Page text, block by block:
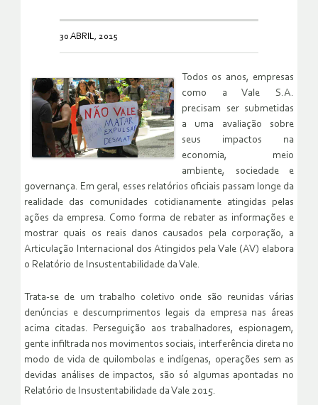
30 ABRIL, 2015
Todos os anos, empresas
como a Vale S.A.
precisam ser submetidas
a uma avaliação sobre
seus impactos na
economia, meio
ambiente, sociedade e
governança. Em geral, esses relatórios oficiais passam longe da
realidade das comunidades cotidianamente atingidas pelas
ações da empresa. Como forma de rebater as informações e
mostrar quais os reais danos causados pela corporação, a
Articulação Internacional dos Atingidos pela Vale (AV) elabora
o Relatório de Insustentabilidade da Vale.
Trata-se de um trabalho coletivo onde são reunidas várias
denúncias e descumprimentos legais da empresa nas áreas
acima citadas. Perseguição aos trabalhadores, espionagem,
gente infiltrada nos movimentos sociais, interferência direta no
modo de vida de quilombolas e indígenas, operações sem as
devidas análises de impactos, são só algumas apontadas no
Relatório de Insustentabilidade da Vale 2015.